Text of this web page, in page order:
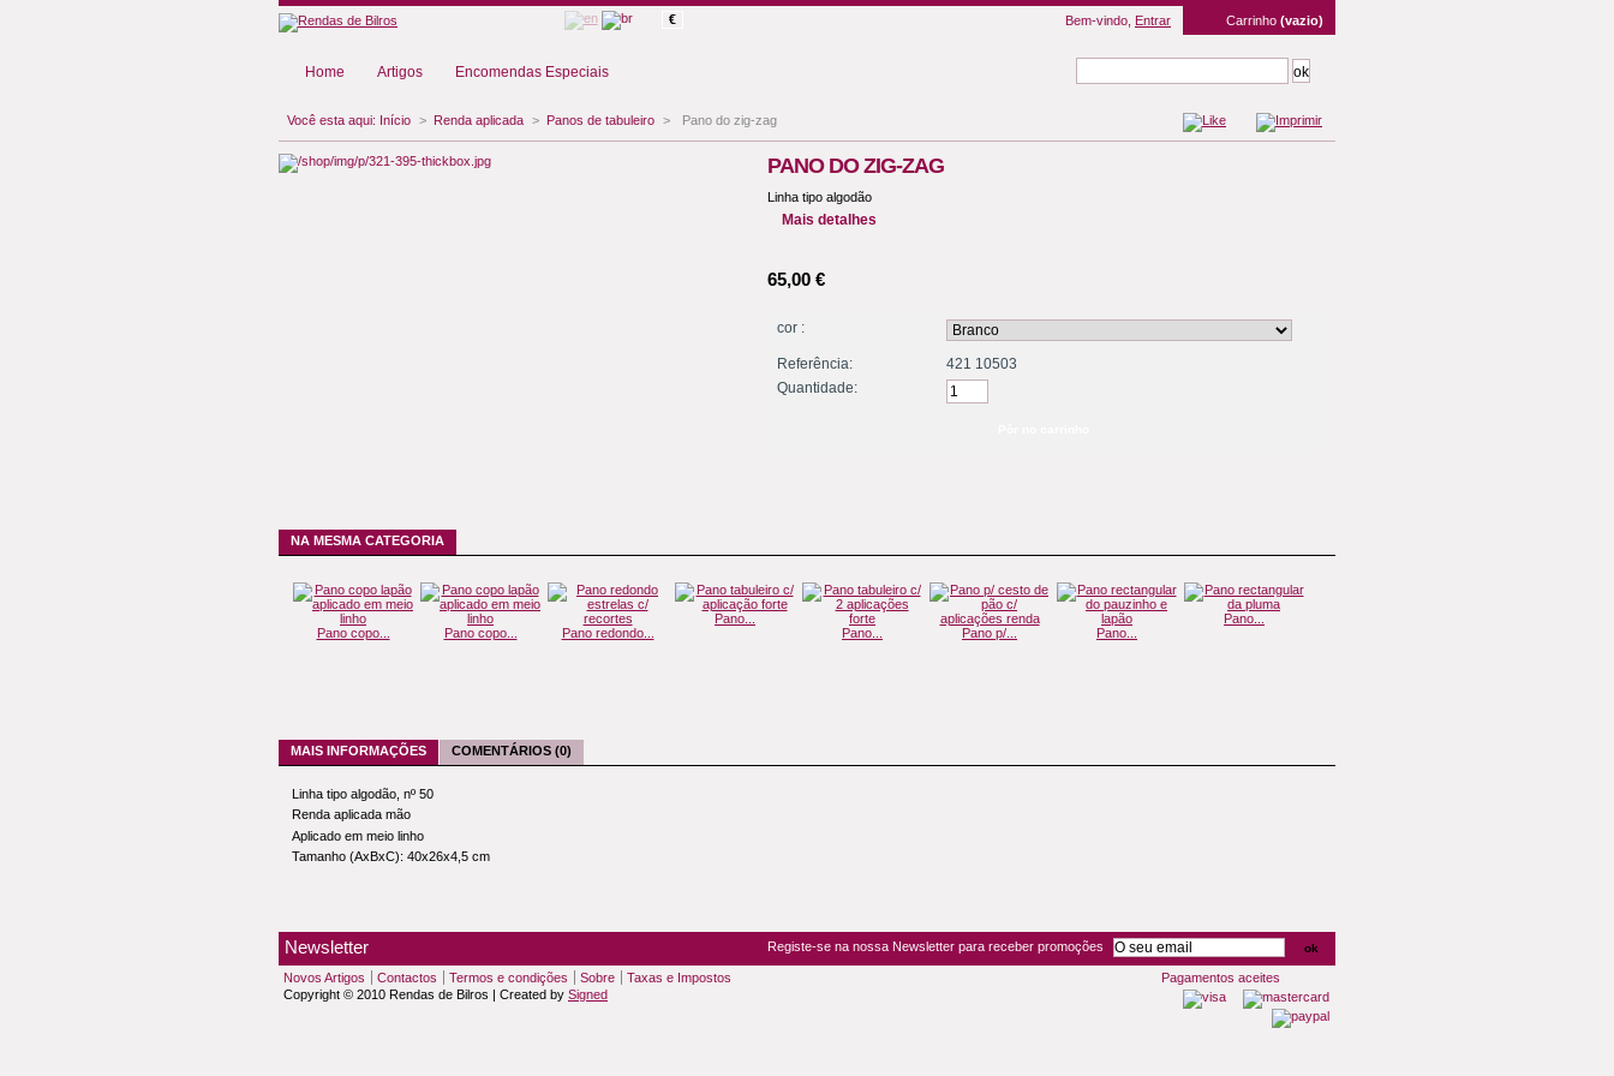
€ Carrinho (vazio)
Bem-vindo, Entrar
Home Artigos Encomendas Especiais
Você esta aqui: Início > Renda aplicada > Panos de tabuleiro > Pano do zig-zag
PANO DO ZIG-ZAG
Linha tipo algodão
Mais detalhes
65,00 €
cor :
Referência:
421 10503
Quantidade:
NA MESMA CATEGORIA
Pano copo... Pano copo... Pano redondo...
Pano...
Pano...
Pano p/... Pano...
Pano...
MAIS INFORMAÇÕES COMENTÁRIOS (0)
Linha tipo algodão, nº 50
Renda aplicada mão
Aplicado em meio linho
Tamanho (AxBxC): 40x26x4,5 cm
Newsletter Registe-se na nossa Newsletter para receber promoções
Novos Artigos Contactos Termos e condições Sobre
Taxas e Impostos
Copyright © 2010 Rendas de Bilros | Created by Signed
Pagamentos aceites